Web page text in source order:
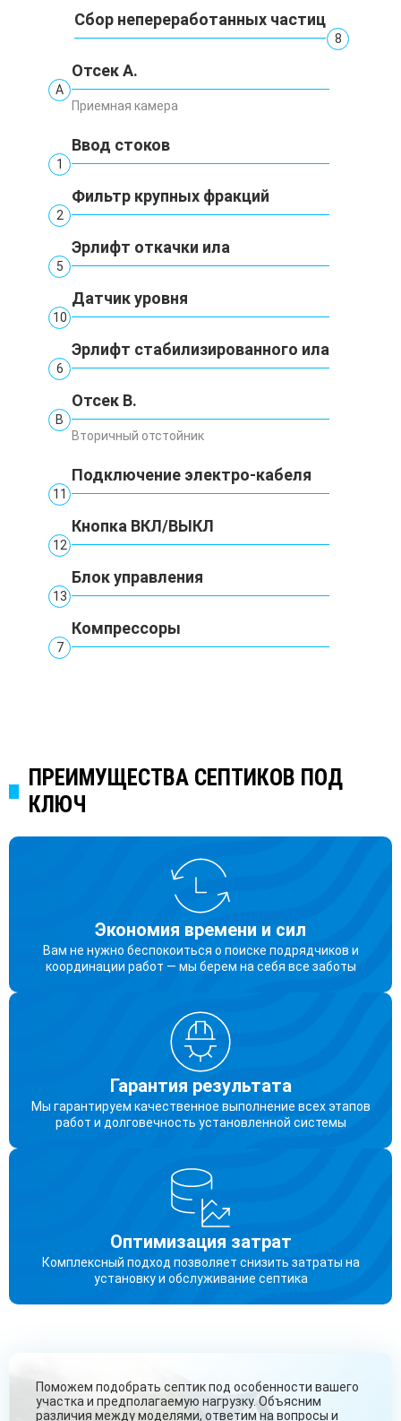
Сбор непереработанных частиц
8
Отсек А.
А
Приемная камера
Ввод стоков
1
Фильтр крупных фракций
2
Эрлифт откачки ила
5
Датчик уровня
10
Эрлифт стабилизированного ила
6
Отсек В.
В
Вторичный отстойник
Подключение электро-кабеля
11
Кнопка ВКЛ/ВЫКЛ
12
Блок управления
13
Компрессоры
7
ПРЕИМУЩЕСТВА СЕПТИКОВ ПОД
КЛЮЧ
Экономия времени и сил
Вам не нужно беспокоиться о поиске подрядчиков и
координации работ — мы берем на себя все заботы
Гарантия результата
Мы гарантируем качественное выполнение всех этапов
работ и долговечность установленной системы
Оптимизация затрат
Комплексный подход позволяет снизить затраты на
установку и обслуживание септика
Поможем подобрать септик под особенности вашего
участка и предполагаемую нагрузку. Объясним
различия между моделями, ответим на вопросы и